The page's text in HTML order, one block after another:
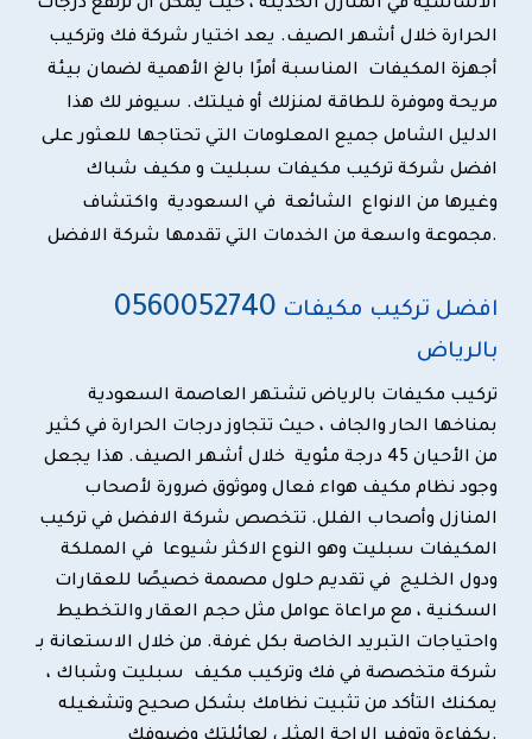
الأساسية في المنازل الحديثة ، حيث يمكن أن ترتفع درجات
الحرارة خلال أشهر الصيف. يعد اختيار شركة فك وتركيب
أجهزة المكيفات المناسبة أمرًا بالغ الأهمية لضمان بيئة
مريحة وموفرة للطاقة لمنزلك أو فيلتك. سيوفر لك هذا
الدليل الشامل جميع المعلومات التي تحتاجها للعثور على
افضل شركة تركيب مكيفات سبليت و مكيف شباك
وغيرها من الانواع الشائعة في السعودية واكتشاف
مجموعة واسعة من الخدمات التي تقدمها شركة الافضل.
0560052740
بالرياض
تركيب مكيفات بالرياض تشتهر العاصمة السعودية
بمناخها الحار والجاف ، حيث تتجاوز درجات الحرارة في كثير
من الأحيان 45 درجة مئوية خلال أشهر الصيف. هذا يجعل
وجود نظام مكيف هواء فعال وموثوق ضرورة لأصحاب
المنازل وأصحاب الفلل. تتخصص شركة الافضل في تركيب
المكيفات سبليت وهو النوع الاكثر شيوعا في المملكة
ودول الخليج في تقديم حلول مصممة خصيصًا للعقارات
السكنية ، مع مراعاة عوامل مثل حجم العقار والتخطيط
واحتياجات التبريد الخاصة بكل غرفة. من خلال الاستعانة بـ
شركة متخصصة في فك وتركيب مكيف سبليت وشباك ،
يمكنك التأكد من تثبيت نظامك بشكل صحيح وتشغيله